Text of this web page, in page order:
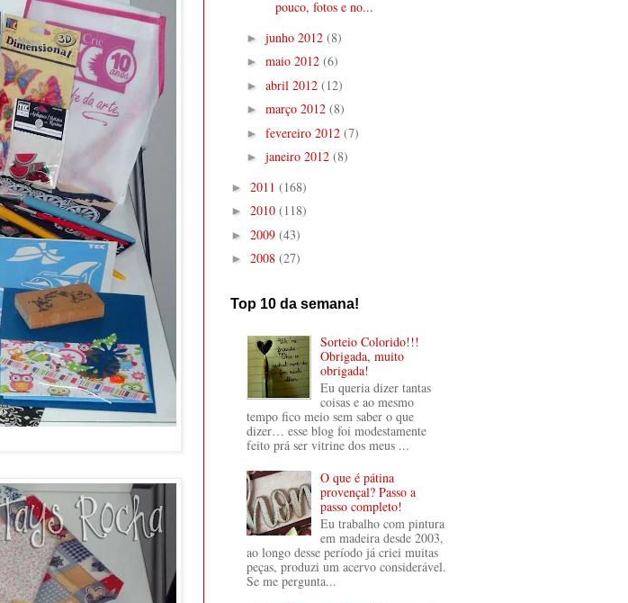
pouco, fotos e no...
► junho 2012 (8)
► maio 2012 (6)
► abril 2012 (12)
► março 2012 (8)
► fevereiro 2012 (7)
► janeiro 2012 (8)
► 2011 (168)
► 2010 (118)
► 2009 (43)
► 2008 (27)
Top 10 da semana!
Sorteio Colorido!!!
Obrigada, muito
obrigada!
Eu queria dizer tantas
coisas e ao mesmo
tempo fico meio sem saber o que
dizer… esse blog foi modestamente
feito prá ser vitrine dos meus ...
O que é pátina
provençal? Passo a
passo completo!
Eu trabalho com pintura
em madeira desde 2003,
ao longo desse período já criei muitas
peças, produzi um acervo considerável.
Se me pergunta...